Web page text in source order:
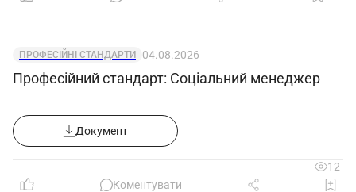
_____________
_
Документ
ПРОФЕСІЙНІ СТАНДАРТИ 04.08.2026
Професійний стандарт: Соціальний менеджер
Документ
12
Коментувати